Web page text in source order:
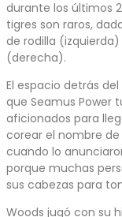
durante los últimos
tigres son raros,
de rodilla
(derecha).
El espacio detrás
que Seamus Power
aficionados para
corear el nombre de
cuando lo
porque muchas
sus cabezas para
Woods jugó con su